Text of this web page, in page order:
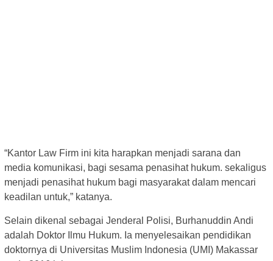
“Kantor Law Firm ini kita harapkan menjadi sarana dan
media komunikasi, bagi sesama penasihat hukum. sekaligus
menjadi penasihat hukum bagi masyarakat dalam mencari
keadilan untuk,” katanya.
Selain dikenal sebagai Jenderal Polisi, Burhanuddin Andi
adalah Doktor Ilmu Hukum. Ia menyelesaikan pendidikan
doktornya di Universitas Muslim Indonesia (UMI) Makassar